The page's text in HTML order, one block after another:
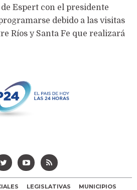
Espert con el presidente
debido a las visitas
Ríos y Santa Fe que realizará
LEGISLATIVAS MUNICIPIOS